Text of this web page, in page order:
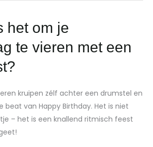
het om je
te vieren met een
kruipen zélf achter een drumstel en
beat van Happy Birthday. Het is niet
– het is een knallend ritmisch feest